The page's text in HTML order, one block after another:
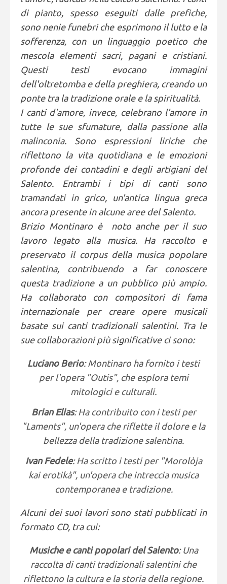
di pianto, spesso eseguiti dalle prefiche,
sono nenie funebri che esprimono il lutto e la
sofferenza, con un linguaggio poetico che
mescola elementi sacri, pagani e cristiani.
Questi testi evocano immagini
dell'oltretomba e della preghiera, creando un
ponte tra la tradizione orale e la spiritualità.
I canti d'amore, invece, celebrano l'amore in
tutte le sue sfumature, dalla passione alla
malinconia. Sono espressioni liriche che
riflettono la vita quotidiana e le emozioni
profonde dei contadini e degli artigiani del
Salento. Entrambi i tipi di canti sono
tramandati in grico, un'antica lingua greca
ancora presente in alcune aree del Salento.
Brizio Montinaro è noto anche per il suo
lavoro legato alla musica. Ha raccolto e
preservato il corpus della musica popolare
salentina, contribuendo a far conoscere
questa tradizione a un pubblico più ampio.
Ha collaborato con compositori di fama
internazionale per creare opere musicali
basate sui canti tradizionali salentini. Tra le
sue collaborazioni più significative ci sono:
Luciano Berio: Montinaro ha fornito i testi
per l'opera "Outis", che esplora temi
mitologici e culturali.
Brian Elias: Ha contribuito con i testi per
"Laments", un'opera che riflette il dolore e la
bellezza della tradizione salentina.
Ivan Fedele: Ha scritto i testi per "Morolòja
kai erotikà", un'opera che intreccia musica
contemporanea e tradizione.
Alcuni dei suoi lavori sono stati pubblicati in
formato CD, tra cui:
Musiche e canti popolari del Salento: Una
raccolta di canti tradizionali salentini che
riflettono la cultura e la storia della regione.